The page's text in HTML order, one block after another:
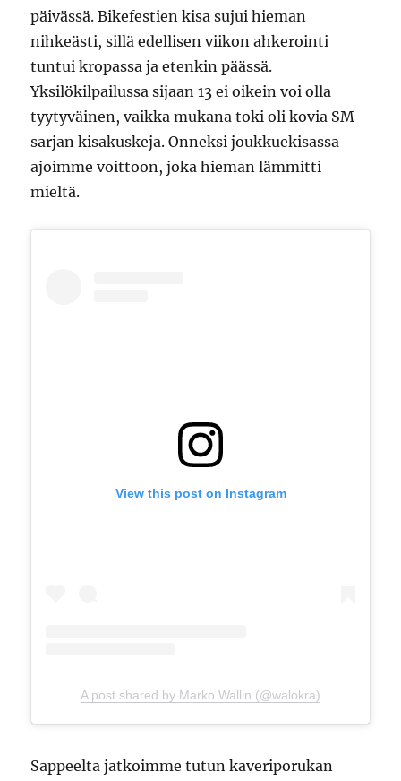
päivässä. Bikefestien kisa sujui hieman
nihkeästi, sillä edellisen viikon ahkerointi
tuntui kropassa ja etenkin päässä.
Yksilökilpailussa sijaan 13 ei oikein voi olla
tyytyväinen, vaikka mukana toki oli kovia SM-
sarjan kisakuskeja. Onneksi joukkuekisassa
ajoimme voittoon, joka hieman lämmitti
mieltä.
View this post on Instagram
A post shared by Marko Wallin (@walokra)
Sappeelta jatkoimme tutun kaveriporukan